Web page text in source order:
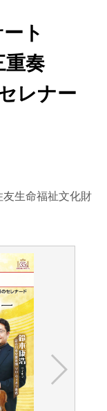
ト
重奏
レナー
生命福祉文化財